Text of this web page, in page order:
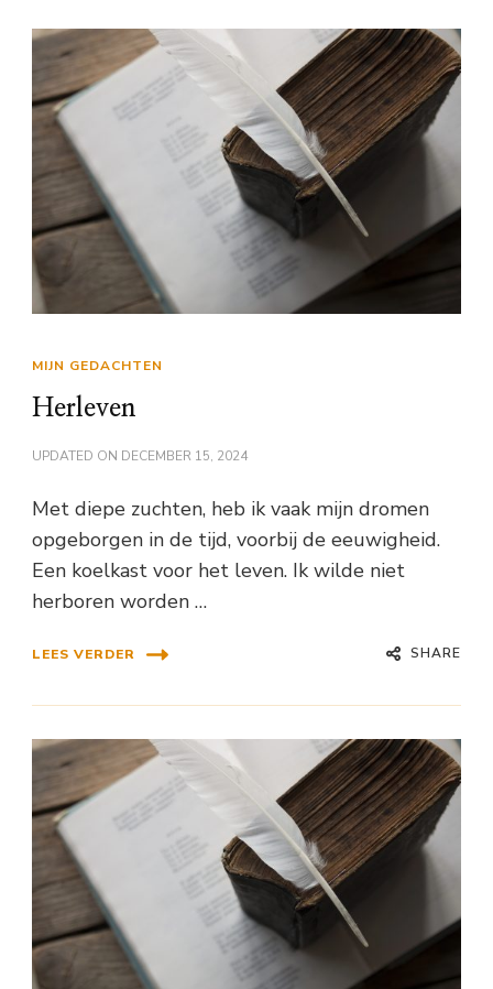
MIJN GEDACHTEN
Herleven
UPDATED ON DECEMBER 15, 2024
Met diepe zuchten, heb ik vaak mijn dromen
opgeborgen in de tijd, voorbij de eeuwigheid.
Een koelkast voor het leven. Ik wilde niet
herboren worden …
LEES VERDER SHARE